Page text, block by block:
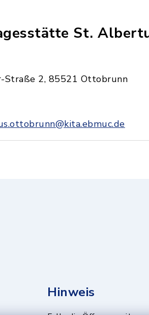
St.
Straße 2, 85521 Ottobrunn
Hinweis